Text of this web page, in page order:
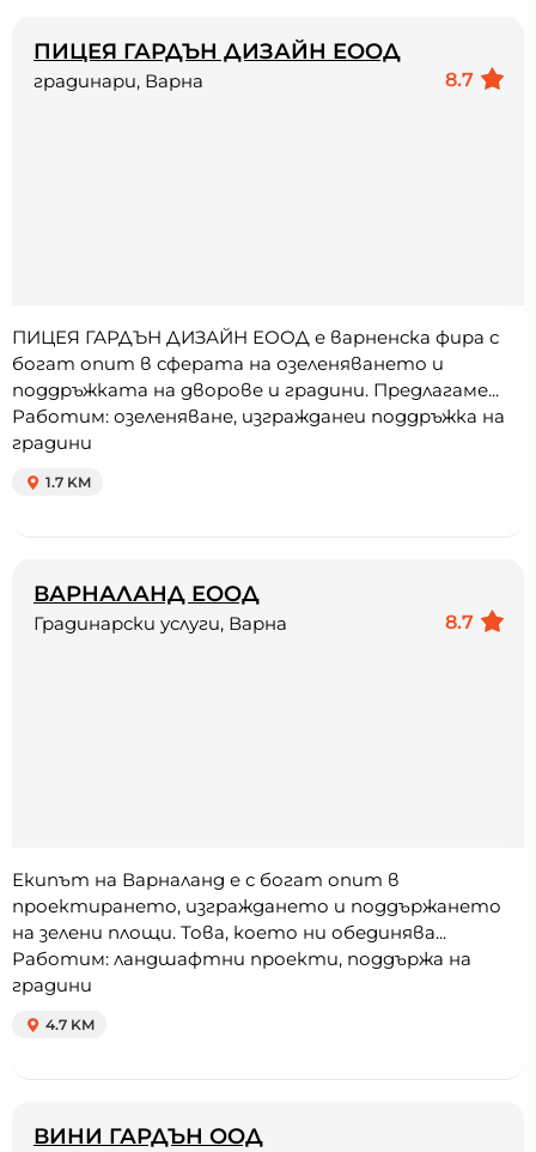
ПИЦЕЯ ГАРДЪН ДИЗАЙН ЕООД
8.7
градинари, Варна
ПИЦЕЯ ГАРДЪН ДИЗАЙН ЕООД е варненска фира с
богат опит в сферата на озеленяването и
поддръжката на дворове и градини. Предлагаме...
Работим: озеленяване, изгражданеи поддръжка на
градини
1.7 KM
ВАРНАЛАНД ЕООД
8.7
Градинарски услуги, Варна
Екипът на Варналанд е с богат опит в
проектирането, изграждането и поддържането
на зелени площи. Това, което ни обединява...
Работим: ландшафтни проекти, поддържа на
градини
4.7 KM
ВИНИ ГАРДЪН ООД